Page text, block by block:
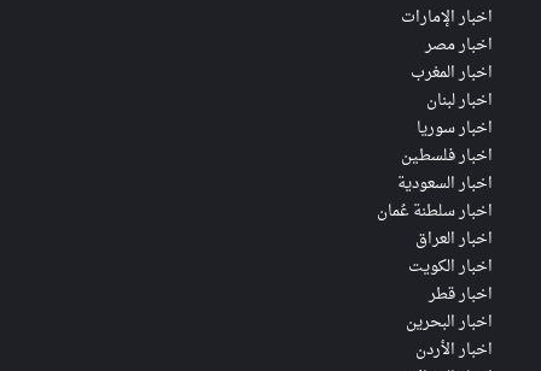
اخبار الإمارات
اخبار مصر
اخبار المغرب
اخبار لبنان
اخبار سوريا
اخبار فلسطين
اخبار السعودية
اخبار سلطنة عُمان
اخبار العراق
اخبار الكويت
اخبار قطر
اخبار البحرين
اخبار الأردن